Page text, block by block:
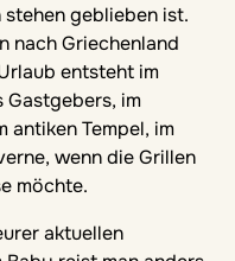
geblieben ist.
nach Griechenland
entsteht im
Gastgebers, im
antiken Tempel, im
wenn die Grillen
möchte.
aktuellen